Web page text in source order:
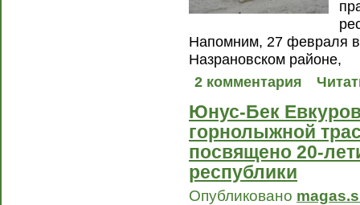
Напомним, 27 февраля
Назрановском районе,
2 комментария
Юнус-Бек
горнолыжной
посвящено 20-
республики
Опубликовано